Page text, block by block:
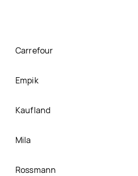
Carrefour
Empik
Kaufland
Mila
Rossmann